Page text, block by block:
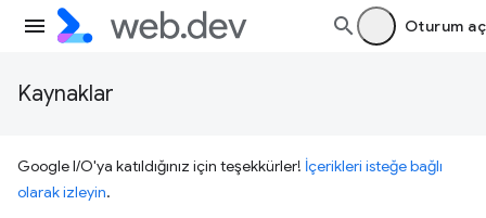
Oturum aç
Kaynaklar
Google I/O'ya katıldığınız için teşekkürler! İçerikleri isteğe bağlı
olarak izleyin.